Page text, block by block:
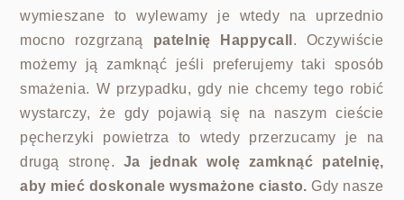
wymieszane to wylewamy je wtedy na uprzednio
mocno rozgrzaną patelnię Happycall . Oczywiście
możemy ją zamknąć jeśli preferujemy taki sposób
smażenia. W przypadku, gdy nie chcemy tego robić
wystarczy, że gdy pojawią się na naszym cieście
pęcherzyki powietrza to wtedy przerzucamy je na
drugą stronę. Ja jednak wolę zamknąć patelnię,
aby mieć doskonale wysmażone ciasto. Gdy nasze